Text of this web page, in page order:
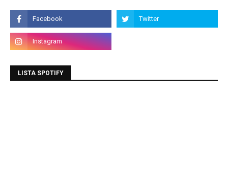
LISTA SPOTIFY